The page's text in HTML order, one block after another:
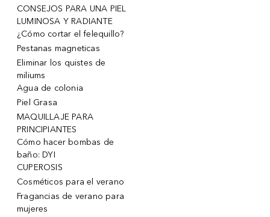
CONSEJOS PARA UNA PIEL
LUMINOSA Y RADIANTE
¿Cómo cortar el felequillo?
Pestanas magneticas
Eliminar los quistes de
miliums
Agua de colonia
Piel Grasa
MAQUILLAJE PARA
PRINCIPIANTES
Cómo hacer bombas de
baño: DYI
CUPEROSIS
Cosméticos para el verano
Fragancias de verano para
mujeres